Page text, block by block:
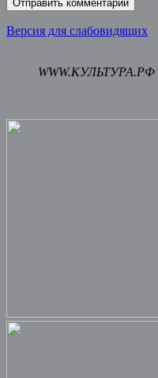
Версия для слабовидящих
WWW.КУЛЬТУРА.РФ